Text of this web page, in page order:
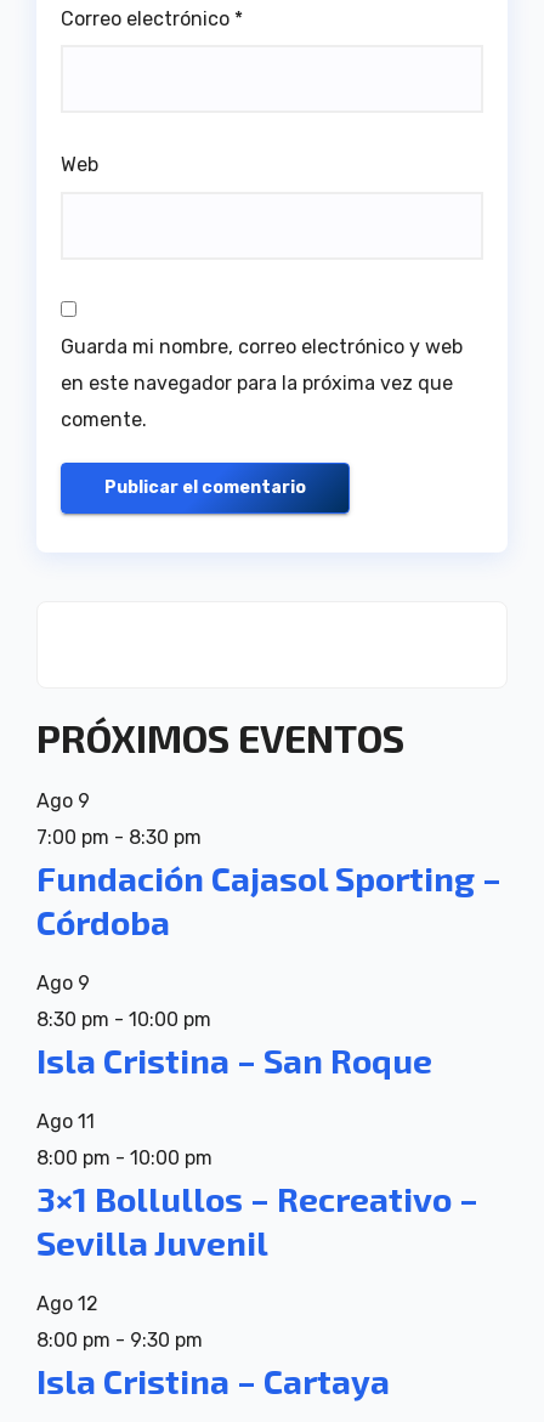
Correo electrónico *
Web
Guarda mi nombre, correo electrónico y web
en este navegador para la próxima vez que
comente.
PRÓXIMOS EVENTOS
Ago 9
7:00 pm - 8:30 pm
Fundación Cajasol Sporting –
Córdoba
Ago 9
8:30 pm - 10:00 pm
Isla Cristina – San Roque
Ago 11
8:00 pm - 10:00 pm
3×1 Bollullos – Recreativo –
Sevilla Juvenil
Ago 12
8:00 pm - 9:30 pm
Isla Cristina – Cartaya